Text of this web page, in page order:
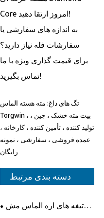
Core امروز ارتقا دهید!
به اندازه های سفارشی یا
سفارشات فله نیاز دارید؟
برای قیمت گذاری ویژه با ما
تماس بگیرید!
تگ های داغ: مته هسته الماس
Torgwin ، بیت مته خشک ، چین ،
تولید کننده ، تأمین کننده ، کارخانه ،
عمده فروشی ، سفارشی ، نمونه
رایگان
دسته بندی مرتبط
تیغه های اره الماس مش